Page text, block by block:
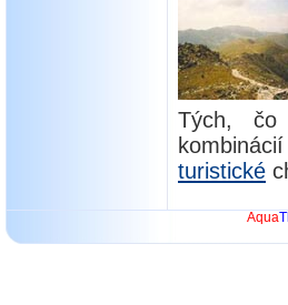
Tých, čo
turistické
Aqua